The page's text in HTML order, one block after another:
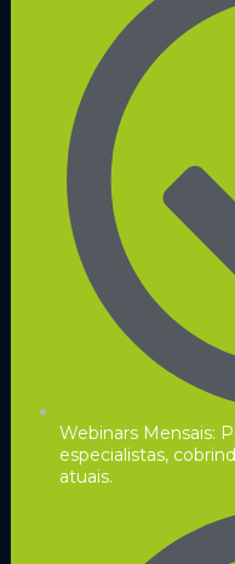
Webinars Mensais:
especialistas,
atuais.